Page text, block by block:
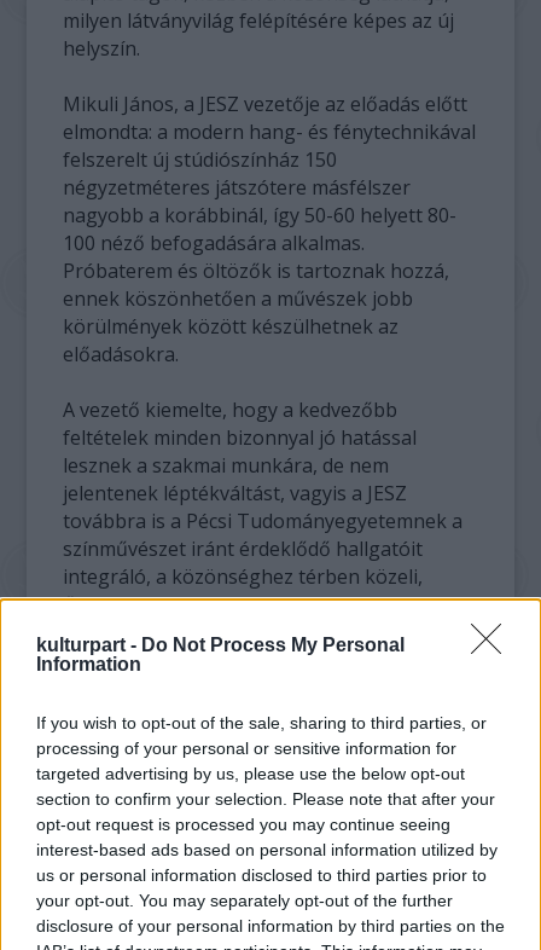
kulturpart - Do Not Process My Personal
Information
If you wish to opt-out of the sale, sharing to third parties, or
processing of your personal or sensitive information for
targeted advertising by us, please use the below opt-out
section to confirm your selection. Please note that after your
opt-out request is processed you may continue seeing
interest-based ads based on personal information utilized by
us or personal information disclosed to third parties prior to
your opt-out. You may separately opt-out of the further
disclosure of your personal information by third parties on the
milyen látványvilág felépítésére képes az új
helyszín.
Mikuli János, a JESZ vezetője az előadás előtt
elmondta: a modern hang- és fénytechnikával
felszerelt új stúdiószínház 150
négyzetméteres játszótere másfélszer
nagyobb a korábbinál, így 50-60 helyett 80-
100 néző befogadására alkalmas.
Próbaterem és öltözők is tartoznak hozzá,
ennek köszönhetően a művészek jobb
körülmények között készülhetnek az
előadásokra.
A vezető kiemelte, hogy a kedvezőbb
feltételek minden bizonnyal jó hatással
lesznek a szakmai munkára, de nem
jelentenek léptékváltást, vagyis a JESZ
továbbra is a Pécsi Tudományegyetemnek a
színművészet iránt érdeklődő hallgatóit
integráló, a közönséghez térben közeli,
őszinte teátrum tud maradni.
Mikuli János csodának nevezte, hogy a
jelenlegi gazdasági helyzetben és kulturális
otthont kaphatott. Utalt rá, hogy a hazai
felsőoktatási intézmények színházai
rendszerint oktatási intézmények
helyiségeiben, művelődési házakban
működnek, a JESZ az első, amelynek
munkájához professzionális feltételeket
teremtettek.
A vezető emlékeztetett arra, hogy a JESZ